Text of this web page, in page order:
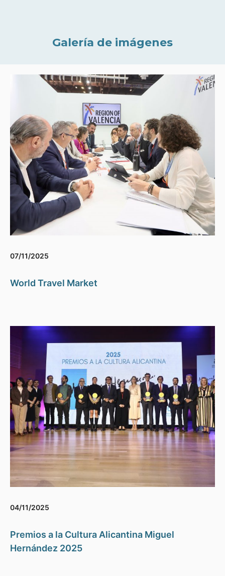
Galería de imágenes
07/11/2025
World Travel Market
04/11/2025
Premios a la Cultura Alicantina Miguel
Hernández 2025